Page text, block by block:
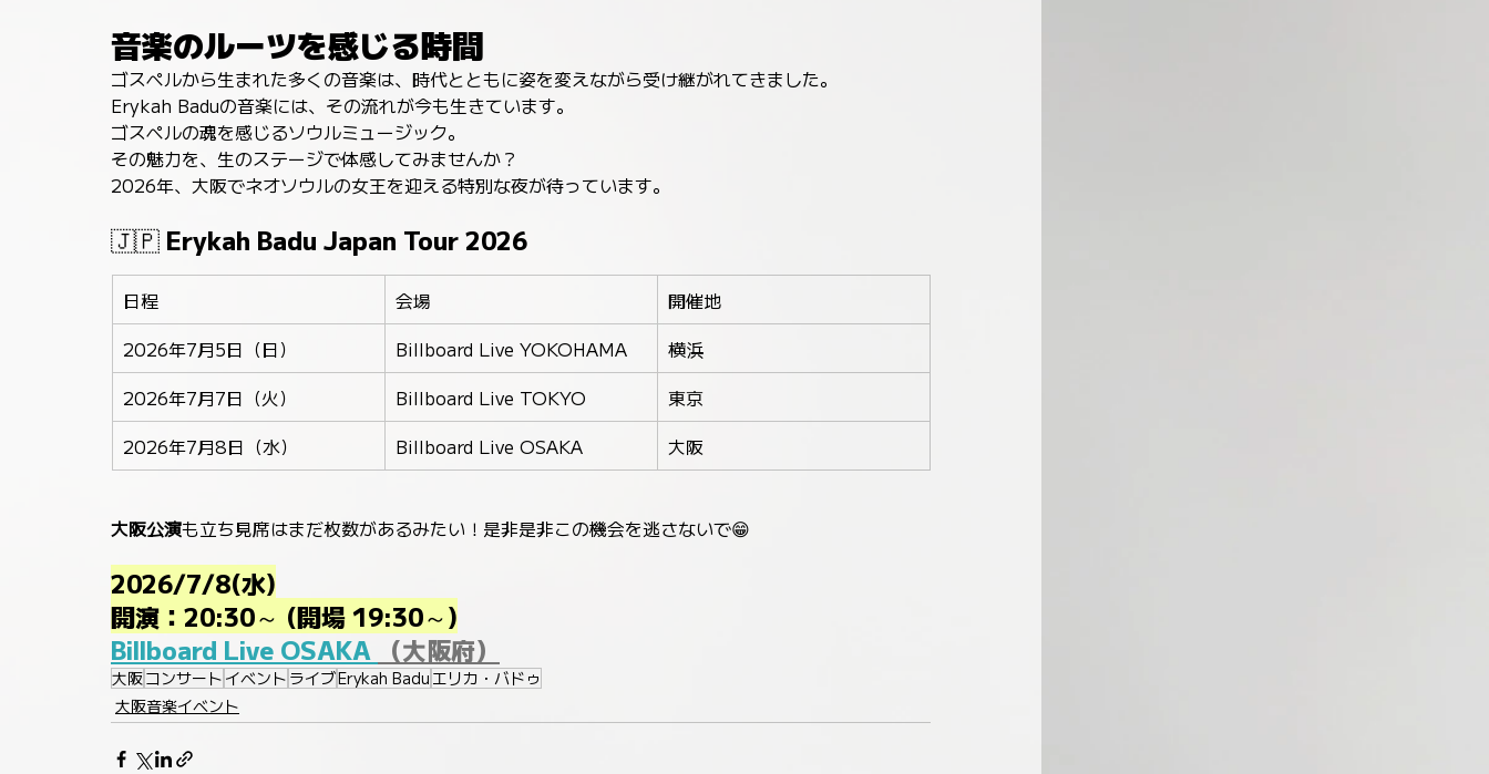
音楽のルーツを感じる時間
ゴスペルから生まれた多くの音楽は、時代とともに姿を変えながら受け継がれてきました。
Erykah Baduの音楽には、その流れが今も生きています。
ゴスペルの魂を感じるソウルミュージック。
その魅力を、生のステージで体感してみませんか？
2026年、大阪でネオソウルの女王を迎える特別な夜が待っています。
🇯🇵 Erykah Badu Japan Tour 2026
日程 会場
開催地
2026年7月5日（日）
Billboard Live YOKOHAMA
横浜
2026年7月7日（火）
Billboard Live TOKYO
東京
2026年7月8日（水）
Billboard Live OSAKA 大阪
大阪公演も立ち見席はまだ枚数があるみたい！是非是非この機会を逃さないで😁
2026/7/8(水)
開演：20:30～ (開場 19:30～)
Billboard Live OSAKA
（大阪府）
大阪コンサート イベント ライブErykah Badu エリカ・バドゥ
大阪音楽イベント